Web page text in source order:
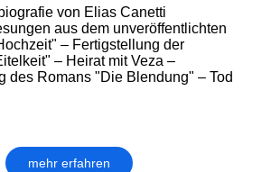
von Elias Canetti
aus dem unveröffentlichten
– Fertigstellung der
– Heirat mit Veza –
des Romans "Die Blendung" – Tod
mehr erfahren